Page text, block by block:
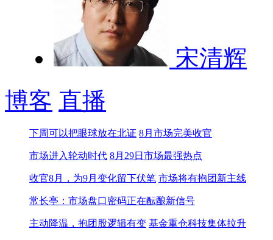
宋清辉
博客 直播
下周可以把眼球放在北证 8月市场完美收官
市场进入轮动时代 8月29日市场最强热点
收官8月，为9月变化留下伏笔 市场将有抱团新主线
常长亭：市场盘口密码正在酝酿新信号
主动降温，抱团股逻辑有变 基金重仓科技集体拉升